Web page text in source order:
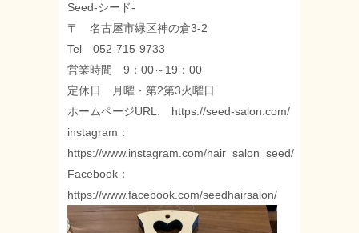
Seed-シード-
〒 名古屋市緑区神の倉3-2
Tel 052-715-9733
営業時間 9：00～19：00
定休日 月曜・第2第3火曜日
ホームページURL: https://seed-salon.com/
instagram：
https://www.instagram.com/hair_salon_seed/
Facebook：
https://www.facebook.com/seedhairsalon/